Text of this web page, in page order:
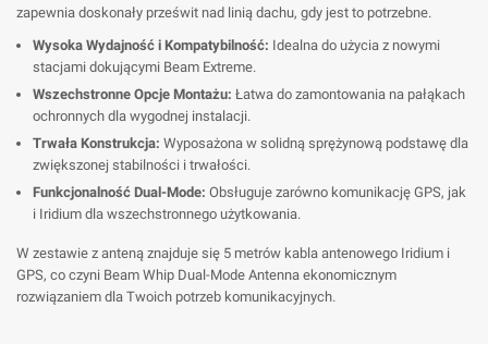
zapewnia doskonały prześwit nad linią dachu, gdy jest to potrzebne.
Wysoka Wydajność i Kompatybilność: Idealna do użycia z nowymi
stacjami dokującymi Beam Extreme.
Wszechstronne Opcje Montażu: Łatwa do zamontowania na pałąkach
ochronnych dla wygodnej instalacji.
Trwała Konstrukcja: Wyposażona w solidną sprężynową podstawę dla
zwiększonej stabilności i trwałości.
Funkcjonalność Dual-Mode: Obsługuje zarówno komunikację GPS, jak
i Iridium dla wszechstronnego użytkowania.
W zestawie z anteną znajduje się 5 metrów kabla antenowego Iridium i
GPS, co czyni Beam Whip Dual-Mode Antenna ekonomicznym
rozwiązaniem dla Twoich potrzeb komunikacyjnych.